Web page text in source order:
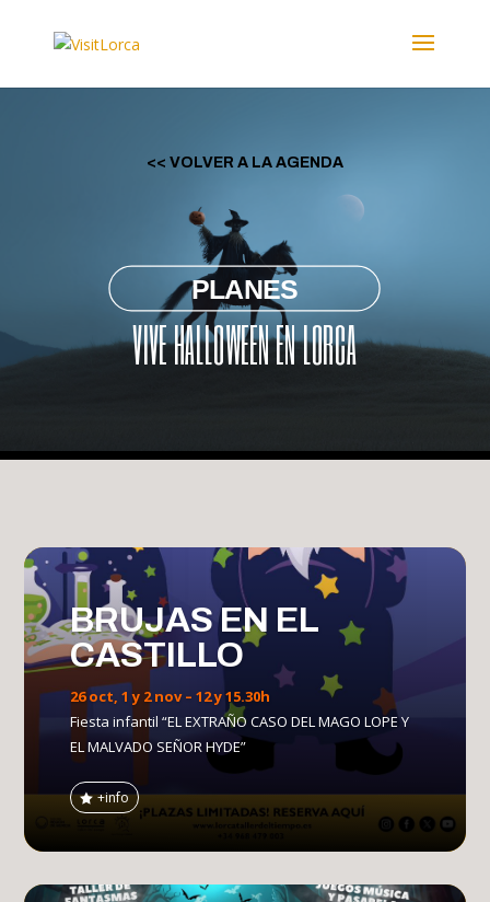
<< VOLVER A LA AGENDA
PLANES
VIVE HALLOWEEN EN LORCA
BRUJAS EN EL
CASTILLO
26 oct, 1 y 2 nov – 12 y 15.30h
Fiesta infantil “EL EXTRAÑO CASO DEL MAGO LOPE Y
EL MALVADO SEÑOR HYDE”
+info